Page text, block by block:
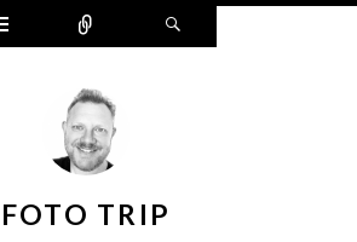
Widgets Connect
FOTO TRIP